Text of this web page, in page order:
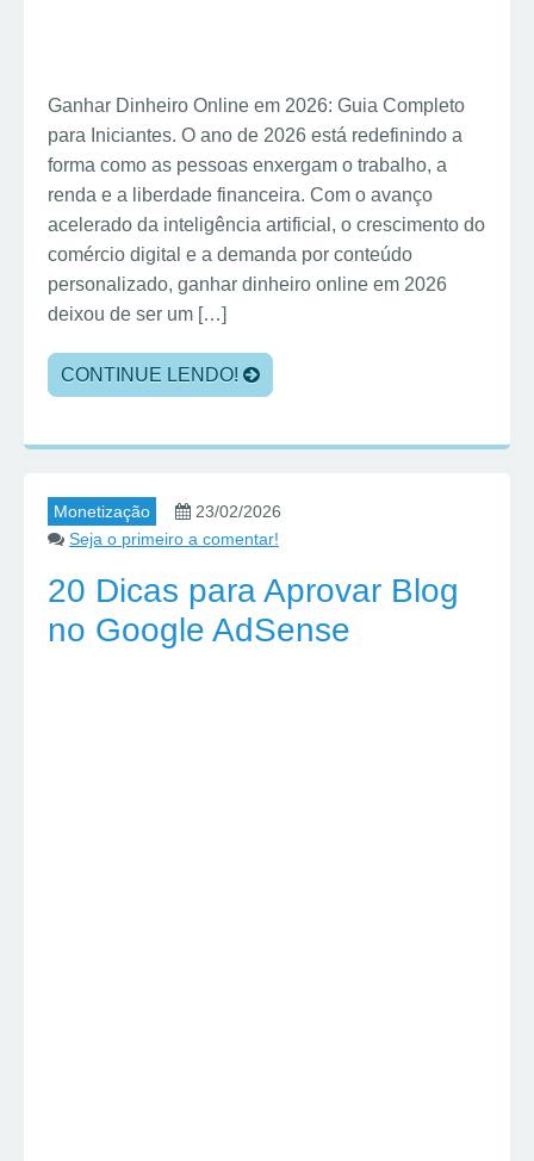
Ganhar Dinheiro Online em 2026: Guia Completo
para Iniciantes. O ano de 2026 está redefinindo a
forma como as pessoas enxergam o trabalho, a
renda e a liberdade financeira. Com o avanço
acelerado da inteligência artificial, o crescimento do
comércio digital e a demanda por conteúdo
personalizado, ganhar dinheiro online em 2026
deixou de ser um […]
CONTINUE LENDO!
Monetização
23/02/2026
Seja o primeiro a comentar!
20 Dicas para Aprovar Blog
no Google AdSense